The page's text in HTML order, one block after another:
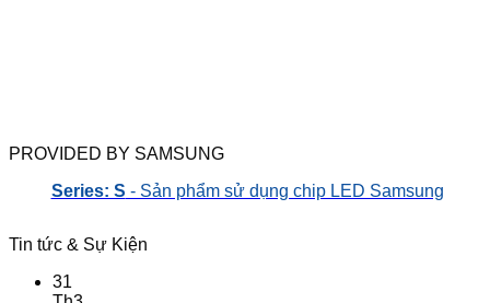
PROVIDED BY SAMSUNG
Series: S - Sản phẩm sử dụng chip LED Samsung
Tin tức & Sự Kiện
31